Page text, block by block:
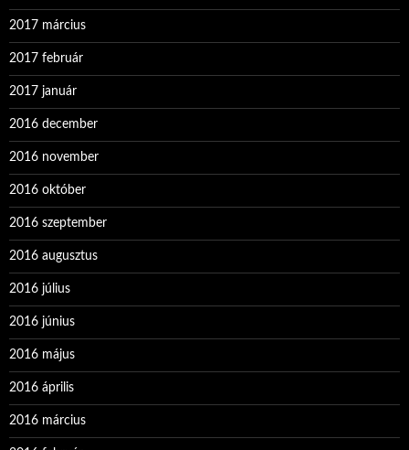
2017 március
2017 február
2017 január
2016 december
2016 november
2016 október
2016 szeptember
2016 augusztus
2016 július
2016 június
2016 május
2016 április
2016 március